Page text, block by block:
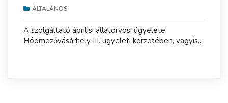
ÁLTALÁNOS
A szolgáltató áprilisi állatorvosi ügyelete
Hódmezővásárhely III. ügyeleti körzetében, vagyis...